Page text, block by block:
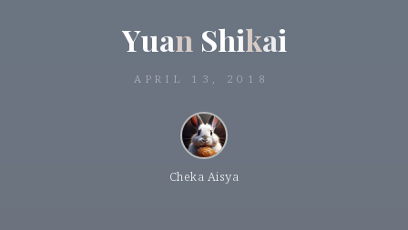
Yuan Shikai
APRIL 13, 2018
Cheka Aisya